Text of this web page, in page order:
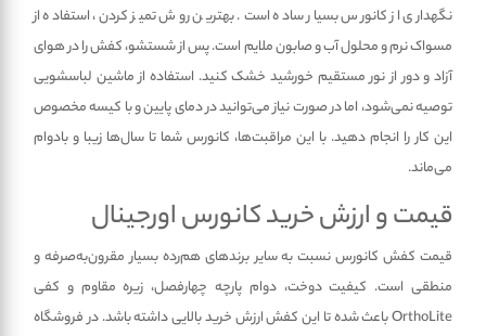
نگهداری از کانورس بسیار ساده است. بهترین روش تمیز کردن، استفاده از
مسواک نرم و محلول آب و صابون ملایم است. پس از شستشو، کفش را در هوای
آزاد و دور از نور مستقیم خورشید خشک کنید. استفاده از ماشین لباسشویی
توصیه نمی‌شود، اما در صورت نیاز می‌توانید در دمای پایین و با کیسه مخصوص
این کار را انجام دهید. با این مراقبت‌ها، کانورس شما تا سال‌ها زیبا و بادوام
می‌ماند.
قیمت و ارزش خرید کانورس اورجینال
قیمت کفش کانورس نسبت به سایر برندهای هم‌رده بسیار مقرون‌به‌صرفه و
منطقی است. کیفیت دوخت، دوام پارچه چهارفصل، زیره مقاوم و کفی
OrthoLite باعث شده تا این کفش ارزش خرید بالایی داشته باشد. در فروشگاه